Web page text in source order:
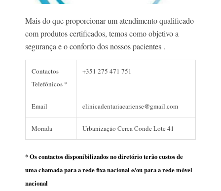
Mais do que proporcionar um atendimento qualificado
com produtos certificados, temos como objetivo a
segurança e o conforto dos nossos pacientes .
Contactos
Telefónicos *
+351 275 471 751
Email clinicadentariacariense@gmail.com
Morada Urbanização Cerca Conde Lote 41
* Os contactos disponibilizados no diretório terão custos de
uma chamada para a rede fixa nacional e/ou para a rede móvel
nacional